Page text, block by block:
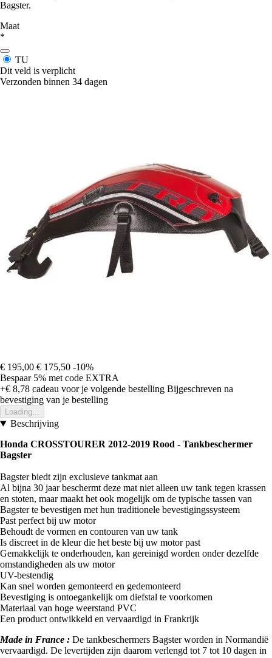
Bagster.
Maat
*
TU
Dit veld is verplicht
Verzonden binnen 34 dagen
€ 195,00 € 175,50 -10%
Bespaar 5% met code EXTRA
+€ 8,78 cadeau voor je volgende bestelling Bijgeschreven na
bevestiging van je bestelling
Loading...
Beschrijving
Honda CROSSTOURER 2012-2019 Rood - Tankbeschermer
Bagster
Bagster biedt zijn exclusieve tankmat aan
Al bijna 30 jaar beschermt deze mat niet alleen uw tank tegen krassen
en stoten, maar maakt het ook mogelijk om de typische tassen van
Bagster te bevestigen met hun traditionele bevestigingssysteem
Past perfect bij uw motor
Behoudt de vormen en contouren van uw tank
Is discreet in de kleur die het beste bij uw motor past
Gemakkelijk te onderhouden, kan gereinigd worden onder dezelfde
omstandigheden als uw motor
UV-bestendig
Kan snel worden gemonteerd en gedemonteerd
Bevestiging is ontoegankelijk om diefstal te voorkomen
Materiaal van hoge weerstand PVC
Een product ontwikkeld en vervaardigd in Frankrijk
Made in France : De tankbeschermers Bagster worden in Normandië
vervaardigd. De levertijden zijn daarom verlengd tot 7 tot 10 dagen in